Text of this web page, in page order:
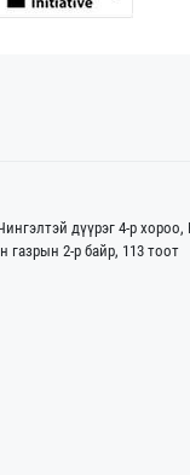
дүүрэг 4-р хороо,
2-р байр, 113 тоот